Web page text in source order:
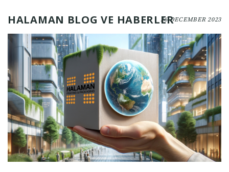
HALAMAN BLOG VE HABERLER26 DECEMBER 2023